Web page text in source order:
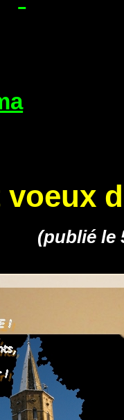
voeux
(publié le